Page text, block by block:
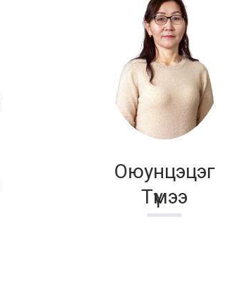
Оюунцэцэг
Түмээ